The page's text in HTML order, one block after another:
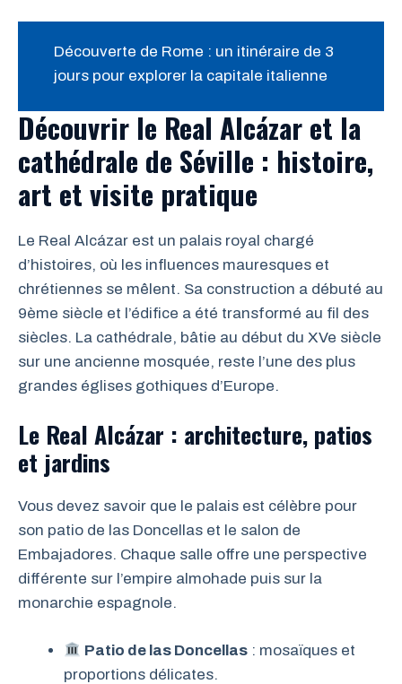
Découverte de Rome : un itinéraire de 3
jours pour explorer la capitale italienne
Découvrir le Real Alcázar et la
cathédrale de Séville : histoire,
art et visite pratique
Le Real Alcázar est un palais royal chargé
d’histoires, où les influences mauresques et
chrétiennes se mêlent. Sa construction a débuté au
9ème siècle et l’édifice a été transformé au fil des
siècles. La cathédrale, bâtie au début du XVe siècle
sur une ancienne mosquée, reste l’une des plus
grandes églises gothiques d’Europe.
Le Real Alcázar : architecture, patios
et jardins
Vous devez savoir que le palais est célèbre pour
son patio de las Doncellas et le salon de
Embajadores. Chaque salle offre une perspective
différente sur l’empire almohade puis sur la
monarchie espagnole.
Patio de las Doncellas : mosaïques et
proportions délicates.